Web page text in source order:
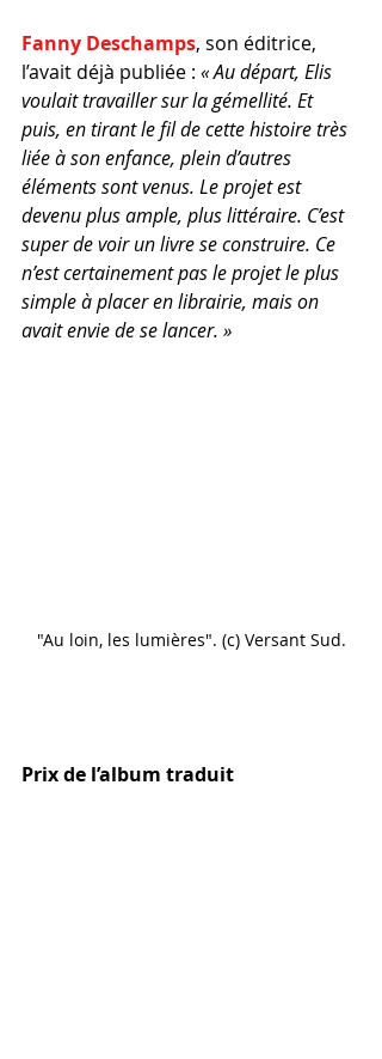
Fanny Deschamps, son éditrice,
l’avait déjà publiée : « Au départ, Elis
voulait travailler sur la gémellité. Et
puis, en tirant le fil de cette histoire très
liée à son enfance, plein d’autres
éléments sont venus. Le projet est
devenu plus ample, plus littéraire. C’est
super de voir un livre se construire. Ce
n’est certainement pas le projet le plus
simple à placer en librairie, mais on
avait envie de se lancer. »
"Au loin, les lumières". (c) Versant Sud.
Prix de l’album traduit